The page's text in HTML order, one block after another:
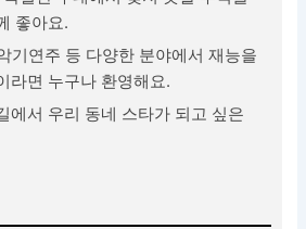
좋아요.
기연주 등 다양한 분야에서 재능을
라면 누구나 환영해요.
에서 우리 동네 스타가 되고 싶은